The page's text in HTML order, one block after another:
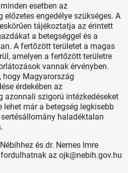
esetben az
engedélye szükséges. A
tájékoztatja az érintett
a betegséggel és a
A fertőzött területet a magas
amelyen a fertőzött területre
vannak érvényben.
hogy Magyarország
érdekében az
azonnali szigorú intézkedéseket
lehet már a betegség legkisebb
haladéktalan
és dr. Nemes Imre
az ojk@nebih.gov.hu